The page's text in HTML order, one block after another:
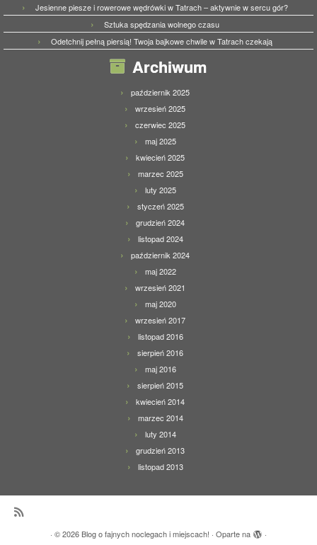
Jesienne piesze i rowerowe wędrówki w Tatrach – aktywnie w sercu gór?
Sztuka spędzania wolnego czasu
Odetchnij pełną piersią! Twoja bajkowe chwile w Tatrach czekają
Archiwum
październik 2025
wrzesień 2025
czerwiec 2025
maj 2025
kwiecień 2025
marzec 2025
luty 2025
styczeń 2025
grudzień 2024
listopad 2024
październik 2024
maj 2022
wrzesień 2021
maj 2020
wrzesień 2017
listopad 2016
sierpień 2016
maj 2016
sierpień 2015
kwiecień 2014
marzec 2014
luty 2014
grudzień 2013
listopad 2013
· © 2026 Blog o fajnych noclegach i miejscach! · Oparte na
·